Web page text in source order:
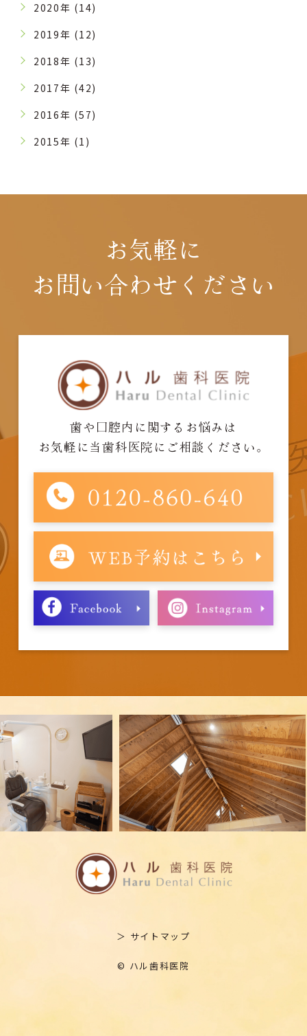
2020年 (14)
2019年 (12)
2018年 (13)
2017年 (42)
2016年 (57)
2015年 (1)
お気軽に
お問い合わせください
歯や口腔内に関するお悩みは
お気軽に当歯科医院にご相談ください。
＞ サイトマップ
© ハル歯科医院